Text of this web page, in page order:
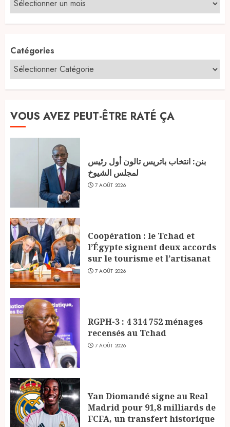
Catégories
VOUS AVEZ PEUT-ÊTRE RATÉ ÇA
بنن: انتخاب باتريس تالون أول رئيس
لمجلس الشيوخ
7 AOÛT 2026
Coopération : le Tchad et
l’Égypte signent deux accords
sur le tourisme et l’artisanat
7 AOÛT 2026
RGPH-3 : 4 314 752 ménages
recensés au Tchad
7 AOÛT 2026
Yan Diomandé signe au Real
Madrid pour 91,8 milliards de
FCFA, un transfert historique